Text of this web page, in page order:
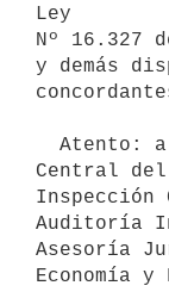
Ley
Nº 16.327
y demás
Central
Inspección
Auditoría
Asesoría
Economía y